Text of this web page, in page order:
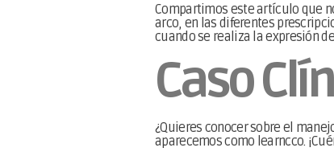
Compartimos este artículo que
arco, en las diferentes
cuando se realiza la expresión
Caso
¿Quieres conocer sobre el
aparecemos como learncco.